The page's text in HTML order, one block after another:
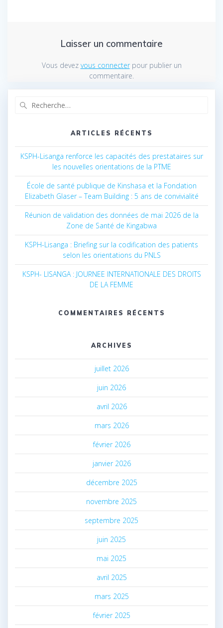
Laisser un commentaire
Vous devez vous connecterpour publier un
commentaire.
ARTICLES RÉCENTS
KSPH-Lisanga renforce les capacités des prestataires sur
les nouvelles orientations de la PTME
École de santé publique de Kinshasa et la Fondation
Elizabeth Glaser – Team Building : 5 ans de convivialité
Réunion de validation des données de mai 2026 de la
Zone de Santé de Kingabwa
KSPH-Lisanga : Briefing sur la codification des patients
selon les orientations du PNLS
KSPH- LISANGA : JOURNEE INTERNATIONALE DES DROITS
DE LA FEMME
COMMENTAIRES RÉCENTS
ARCHIVES
juillet 2026
juin 2026
avril 2026
mars 2026
février 2026
janvier 2026
décembre 2025
novembre 2025
septembre 2025
juin 2025
mai 2025
avril 2025
mars 2025
février 2025